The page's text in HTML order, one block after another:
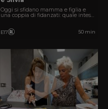
Oggi si sfidano mamma e figlia e
una coppia di fidanzati: quale intesa
E17 50 min